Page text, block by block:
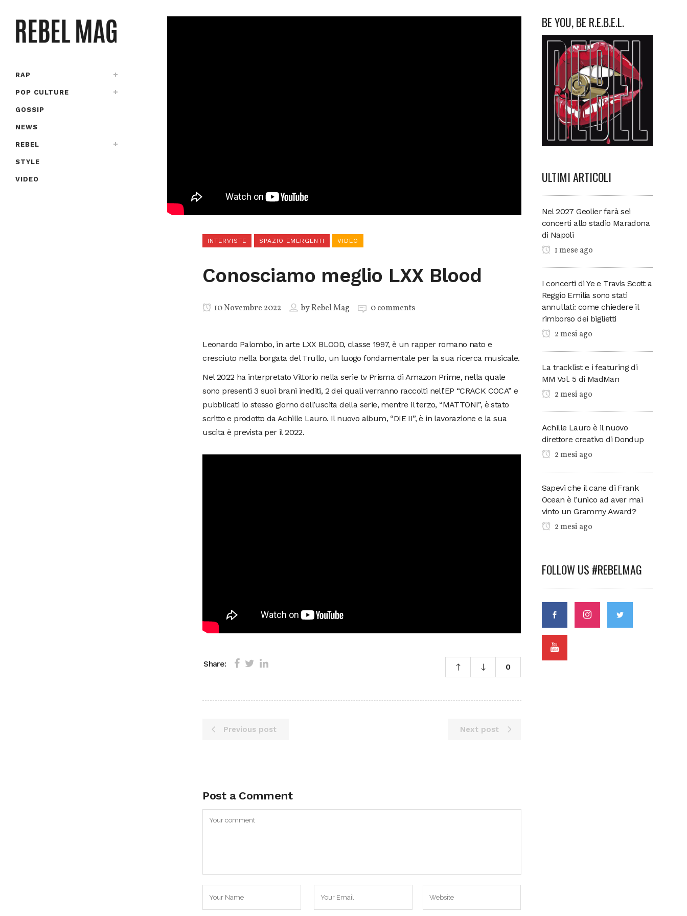
RAP
POP CULTURE
GOSSIP
NEWS
REBEL
STYLE
VIDEO
INTERVISTE SPAZIO EMERGENTI VIDEO
Conosciamo meglio LXX Blood
10 Novembre 2022 byRebel Mag 0 comments
Leonardo Palombo, in arte LXX BLOOD, classe 1997, è un rapper romano nato e
cresciuto nella borgata del Trullo, un luogo fondamentale per la sua ricerca musicale.
Nel 2022 ha interpretato Vittorio nella serie tv Prisma di Amazon Prime, nella quale
sono presenti 3 suoi brani inediti, 2 dei quali verranno raccolti nell’EP “CRACK COCA” e
pubblicati lo stesso giorno dell’uscita della serie, mentre il terzo, “MATTONI”, è stato
scritto e prodotto da Achille Lauro. Il nuovo album, “DIE II”, è in lavorazione e la sua
uscita è prevista per il 2022.
Share: 0
Previous post Next post
Post a Comment
BE YOU, BE R.E.B.E.L.
ULTIMI ARTICOLI
Nel 2027 Geolier farà sei
concerti allo stadio Maradona
di Napoli
1 mese ago
I concerti di Ye e Travis Scott a
Reggio Emilia sono stati
annullati: come chiedere il
rimborso dei biglietti
2 mesi ago
La tracklist e i featuring di
MM Vol. 5 di MadMan
2 mesi ago
Achille Lauro è il nuovo
direttore creativo di Dondup
2 mesi ago
Sapevi che il cane di Frank
Ocean è l’unico ad aver mai
vinto un Grammy Award?
2 mesi ago
FOLLOW US #REBELMAG